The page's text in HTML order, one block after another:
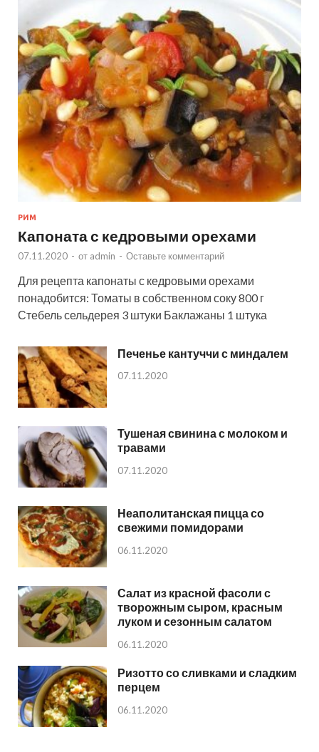
РИМ
Капоната с кедровыми орехами
07.11.2020 - от admin - Оставьте комментарий
Для рецепта капонаты с кедровыми орехами
понадобится: Томаты в собственном соку 800 г
Стебель сельдерея 3 штуки Баклажаны 1 штука
Печенье кантуччи с миндалем
07.11.2020
Тушеная свинина с молоком и
травами
07.11.2020
Неаполитанская пицца со
свежими помидорами
06.11.2020
Салат из красной фасоли с
творожным сыром, красным
луком и сезонным салатом
06.11.2020
Ризотто со сливками и сладким
перцем
06.11.2020